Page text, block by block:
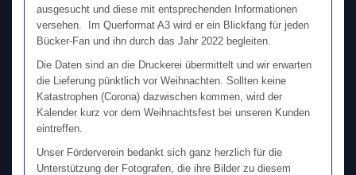
ausgesucht und diese mit entsprechenden Informationen
versehen. Im Querformat A3 wird er ein Blickfang für jeden
Bücker-Fan und ihn durch das Jahr 2022 begleiten.
Die Daten sind an die Druckerei übermittelt und wir erwarten
die Lieferung pünktlich vor Weihnachten. Sollten keine
Katastrophen (Corona) dazwischen kommen, wird der
Kalender kurz vor dem Weihnachtsfest bei unseren Kunden
eintreffen.
Unser Förderverein bedankt sich ganz herzlich für die
Unterstützung der Fotografen, die ihre Bilder zu diesem